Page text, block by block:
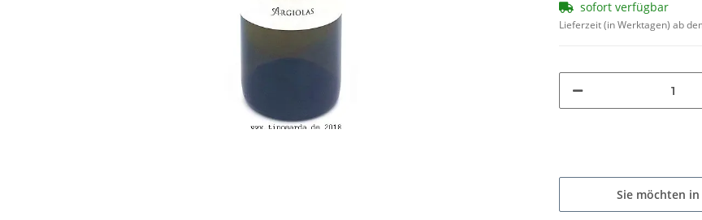
sofort verfügbar
Lieferzeit (in Werktagen) ab
Sie möchten